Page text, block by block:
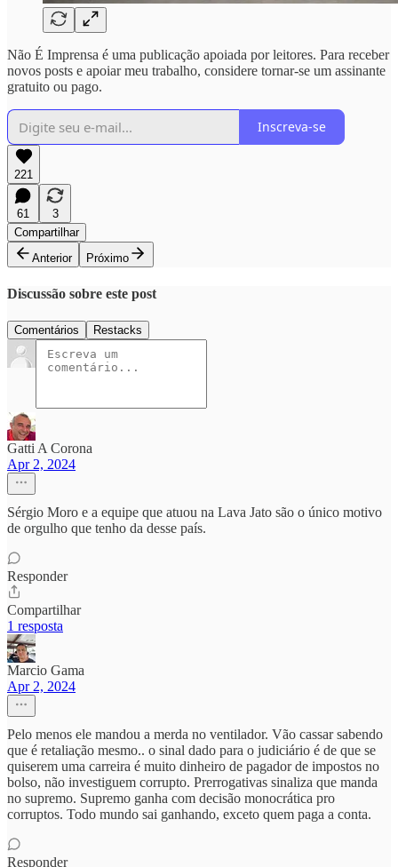
Não É Imprensa é uma publicação apoiada por leitores. Para receber
novos posts e apoiar meu trabalho, considere tornar-se um assinante
gratuito ou pago.
Inscreva-se
221
61
3
Compartilhar
Anterior
Próximo
Discussão sobre este post
Comentários Restacks
Gatti A Corona
Apr 2, 2024
Sérgio Moro e a equipe que atuou na Lava Jato são o único motivo
de orgulho que tenho da desse país.
Responder
Compartilhar
1 resposta
Marcio Gama
Apr 2, 2024
Pelo menos ele mandou a merda no ventilador. Vão cassar sabendo
que é retaliação mesmo.. o sinal dado para o judiciário é de que se
quiserem uma carreira é muito dinheiro de pagador de impostos no
bolso, não investiguem corrupto. Prerrogativas sinaliza que manda
no supremo. Supremo ganha com decisão monocrática pro
corruptos. Todo mundo sai ganhando, exceto quem paga a conta.
Responder